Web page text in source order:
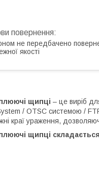
не передбачено
якості
щипці – це виріб
/ OTSC системою /
краї ураження,
щипці